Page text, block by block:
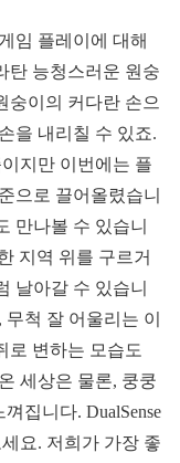
임 플레이에 대해
탄 능청스러운 원숭
숭이의 커다란 손으
을 내리칠 수 있죠.
지만 이번에는 플
으로 끌어올렸습니
만나볼 수 있습니
지역 위를 구르거
날아갈 수 있습니
척 잘 어울리는 이
로 변하는 모습도
세상은 물론, 쿵쿵
집니다. DualSense
요. 저희가 가장 좋